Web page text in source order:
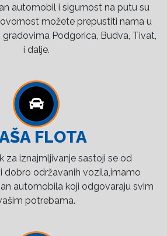
automobil i sigurnost na putu su
možete prepustiti nama u
Podgorica, Budva, Tivat,
i dalje.
FLOTA
za iznajmljivanje sastoji se od
dobro održavanih vozila,imamo
automobila koji odgovaraju svim
potrebama.